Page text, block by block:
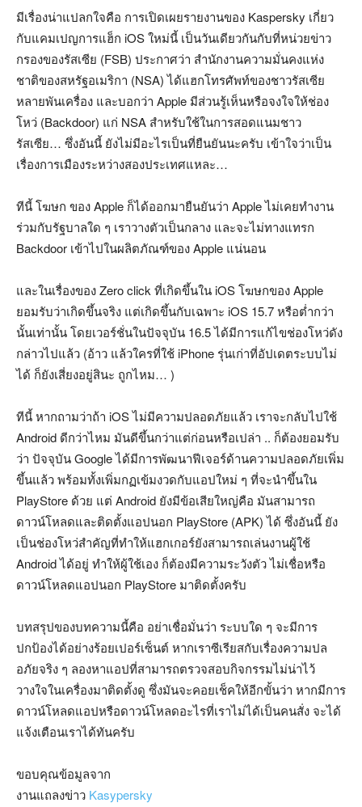
มีเรื่องน่าแปลกใจคือ การเปิดเผยรายงานของ Kaspersky เกี่ยว
กับแคมเปญการแฮ็ก iOS ใหม่นี้ เป็นวันเดียวกันกับที่หน่วยข่าว
กรองของรัสเซีย (FSB) ประกาศว่า สำนักงานความมั่นคงแห่ง
ชาติของสหรัฐอเมริกา (NSA) ได้แฮกโทรศัพท์ของชาวรัสเซีย
หลายพันเครื่อง และบอกว่า Apple มีส่วนรู้เห็นหรือจงใจให้ช่อง
โหว่ (Backdoor) แก่ NSA สำหรับใช้ในการสอดแนมชาว
รัสเซีย… ซึ่งอันนี้ ยังไม่มีอะไรเป็นที่ยืนยันนะครับ เข้าใจว่าเป็น
เรื่องการเมืองระหว่างสองประเทศแหละ…
ทีนี้ โฆษก ของ Apple ก็ได้ออกมายืนยันว่า Apple ไม่เคยทำงาน
ร่วมกับรัฐบาลใด ๆ เราวางตัวเป็นกลาง และจะไม่ทางแทรก
Backdoor เข้าไปในผลิตภัณฑ์ของ Apple แน่นอน
และในเรื่องของ Zero click ที่เกิดขึ้นใน iOS โฆษกของ Apple
ยอมรับว่าเกิดขึ้นจริง แต่เกิดขึ้นกับเฉพาะ iOS 15.7 หรือต่ำกว่า
นั้นเท่านั้น โดยเวอร์ชั่นในปัจจุบัน 16.5 ได้มีการแก้ไขช่องโหว่ดัง
กล่าวไปแล้ว (อ้าว แล้วใครที่ใช้ iPhone รุ่นเก่าที่อัปเดตระบบไม่
ได้ ก็ยังเสี่ยงอยู่สินะ ถูกไหม… )
ทีนี้ หากถามว่าถ้า iOS ไม่มีความปลอดภัยแล้ว เราจะกลับไปใช้
Android ดีกว่าไหม มันดีขึ้นกว่าแต่ก่อนหรือเปล่า .. ก็ต้องยอมรับ
ว่า ปัจจุบัน Google ได้มีการพัฒนาฟีเจอร์ด้านความปลอดภัยเพิ่ม
ขึ้นแล้ว พร้อมทั้งเพิ่มกฏเข้มงวดกับแอปใหม่ ๆ ที่จะนำขึ้นใน
PlayStore ด้วย แต่ Android ยังมีข้อเสียใหญ่คือ มันสามารถ
ดาวน์โหลดและติดตั้งแอปนอก PlayStore (APK) ได้ ซึ่งอันนี้ ยัง
เป็นช่องโหว่สำคัญที่ทำให้แฮกเกอร์ยังสามารถเล่นงานผู้ใช้
Android ได้อยู่ ทำให้ผู้ใช้เอง ก็ต้องมีความระวังตัว ไม่เชื่อหรือ
ดาวน์โหลดแอปนอก PlayStore มาติดตั้งครับ
บทสรุปของบทความนี้คือ อย่าเชื่อมั่นว่า ระบบใด ๆ จะมีการ
ปกป้องได้อย่างร้อยเปอร์เซ็นต์ หากเราซีเรียสกับเรื่องความปล
อภัยจริง ๆ ลองหาแอปที่สามารถตรวจสอบกิจกรรมไม่น่าไว้
วางใจในเครื่องมาติดตั้งดู ซึ่งมันจะคอยเช็คให้อีกขั้นว่า หากมีการ
ดาวน์โหลดแอปหรือดาวน์โหลดอะไรที่เราไม่ได้เป็นคนสั่ง จะได้
แจ้งเตือนเราได้ทันครับ
ขอบคุณข้อมูลจาก
งานแถลงข่าว Kasypersky